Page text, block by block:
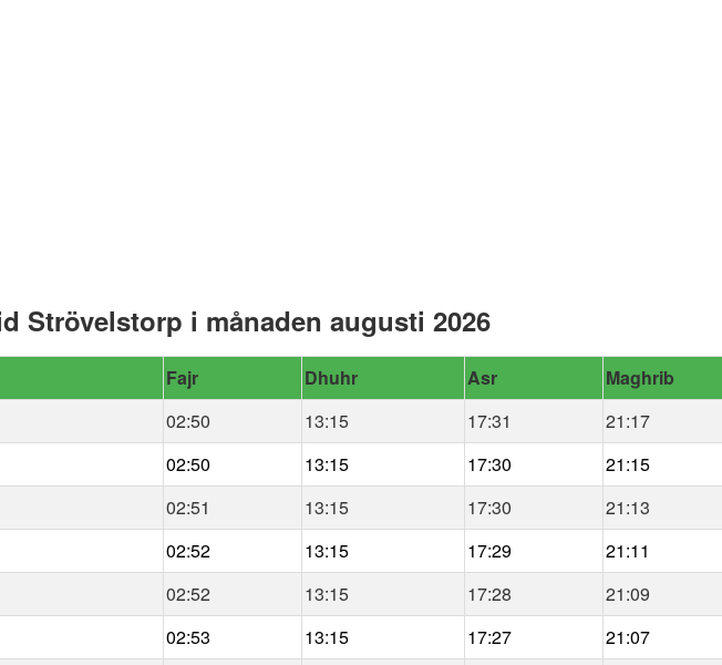
Strövelstorp i månaden augusti 2026
Fajr Dhuhr Asr Maghrib
02:50 13:15 17:31 21:17
02:50 13:15 17:30 21:15
02:51 13:15 17:30 21:13
02:52 13:15 17:29 21:11
02:52 13:15 17:28 21:09
02:53 13:15 17:27 21:07